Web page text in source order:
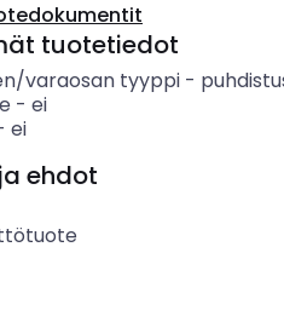
tuotetiedot
varaosan tyyppi-
- ei
ei
ehdot